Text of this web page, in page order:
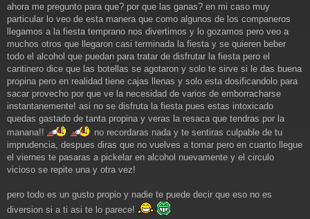
ahora me pregunto para que? por que las ganas? en mi caso muy
particular lo veo de esta manera que como algunos de los companeros
llegamos a la fiesta temprano nos divertimos y lo gozamos pero veo a
muchos otros que llegaron casi terminada la fiesta y se quieren beber
todo el alcohol que puedan para tratar de disfrutar la fiesta pero el
cantinero dice que las botellas se agotaron y solo te sirve si le das buena
propina pero en realidad tiene cajas llenas y solo esta dosificandolo para
sacar provecho por que ve la necesidad de varios de emborracharse
instantanemente! asi no se disfruta la fiesta pues estas intoxicado
quedas gastado de tanta propina y veras la resaca que tendras por la
manana!!
no recordaras nada y te sentiras culpable de tu
imprudencia, despues diras que no vuelves a tomar pero en cuanto llegue
el viernes te pasaras a pickelar en alcohol nuevamente y el circulo
vicioso se repite una y otra vez!
pero todo es un gusto propio y nadie te puede decir que eso no es
diversion si a ti asi te lo parece!